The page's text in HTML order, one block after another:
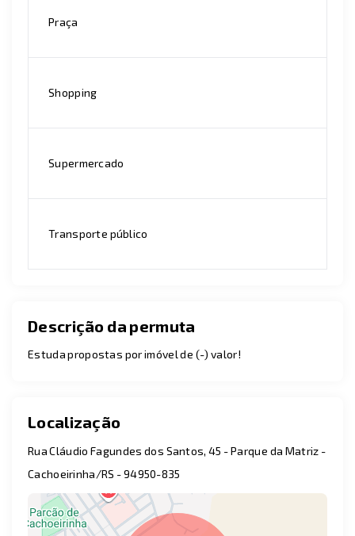
Praça
Shopping
Supermercado
Transporte público
Descrição da permuta
Estuda propostas por imóvel de (-) valor!
Localização
Rua Cláudio Fagundes dos Santos, 45 - Parque da Matriz -
Cachoeirinha/RS - 94950-835